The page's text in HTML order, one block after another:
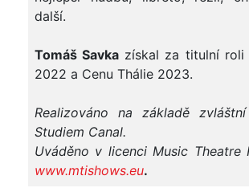
další.
Tomáš Savka získal za titulní roli
2022 a Cenu Thálie 2023.
Realizováno na základě
Studiem Canal.
Uváděno v licenci Music Theatre
www.mtishows.eu.